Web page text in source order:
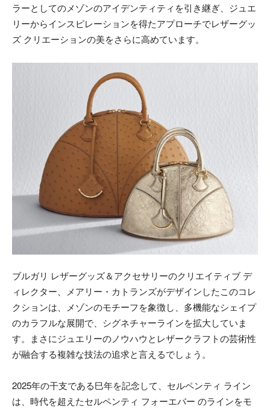
ラーとしてのメゾンのアイデンティティを引き継ぎ、ジュエ
リーからインスピレーションを得たアプローチでレザーグッ
ズ クリエーションの美をさらに高めています。
ブルガリ レザーグッズ＆アクセサリーのクリエイティブ デ
ィレクター、メアリー・カトランズがデザインしたこのコレ
クションは、メゾンのモチーフを象徴し、多機能なシェイプ
のカラフルな展開で、シグネチャーラインを拡大していま
す。まさにジュエリーのノウハウとレザークラフトの芸術性
が融合する複雑な技法の追求と言えるでしょう。
2025年の干支である巳年を記念して、セルペンティ ライン
は、時代を超えたセルペンティ フォーエバー のラインをモ